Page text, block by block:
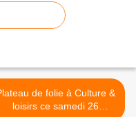
de folie à Culture &
loisirs ce samedi 26